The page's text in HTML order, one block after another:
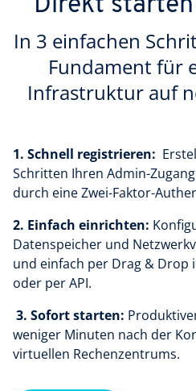
Direkt
In 3 einfachen
Fundament für
Infrastruktur auf
1. Schnell registrieren:
Schritten Ihren Admin-
durch eine Zwei-Faktor-
2. Einfach einrichten:
Datenspeicher und
und einfach per Drag & Drop
oder per API.
3. Sofort starten:
weniger Minuten nach der
virtuellen Rechenzentrums.